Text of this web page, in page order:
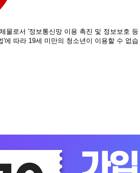
물로서 '정보통신망 이용 촉진 및 정보보호 등
'에 따라 19세 미만의 청소년이 이용할 수 없습